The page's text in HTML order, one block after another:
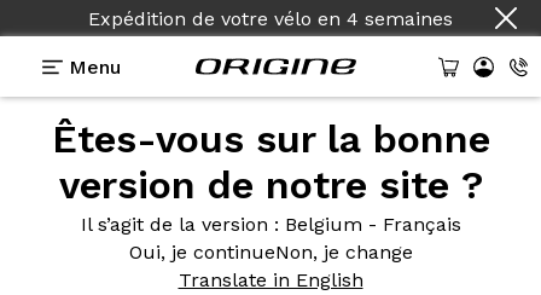
Expédition de votre vélo en 4 semaines
Menu
Êtes-vous sur la bonne
version de notre site ?
Il s’agit de la version : Belgium - Français
Oui, je continueNon, je change
Translate in English
Témoignages>Gravel Graxx - Shimano GRX 810
Gravel Graxx- Shimano GRX
810 2x11 - Mavic Allroad SL